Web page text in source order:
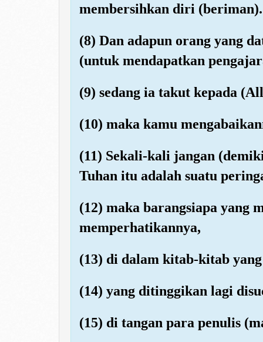
membersihkan diri (beriman).
(8) Dan adapun orang yang
(untuk mendapatkan
(9) sedang ia takut kepada
(10) maka kamu
(11) Sekali-kali jangan
Tuhan itu adalah suatu
(12) maka barangsiapa yang
memperhatikannya,
(13) di dalam kitab-kitab
(14) yang ditinggikan lagi
(15) di tangan para penulis